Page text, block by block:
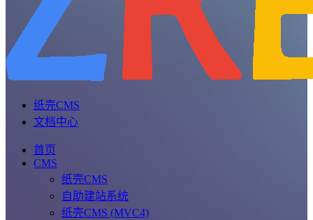
纸壳CMS
文档中心
首页
CMS
纸壳CMS
自助建站系统
纸壳CMS (MVC4)